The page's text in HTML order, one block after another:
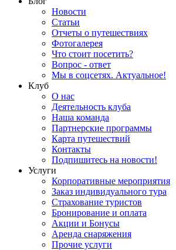
Новости
Статьи
Отчеты о путешествиях
Фотогалерея
Что стоит посетить?
Вопрос - ответ
Мы в соцсетях. Актуальное!
Клуб
О нас
Деятельность клуба
Наша команда
Партнерские программы
Карта путешествий
Контакты
Подпишитесь на новости!
Услуги
Корпоративные мероприятия
Заказ индивидуального тура
Страхование туристов
Бронирование и оплата
Акции и Бонусы
Аренда снаряжения
Прочие услуги